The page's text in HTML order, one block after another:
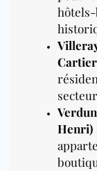
Henri)